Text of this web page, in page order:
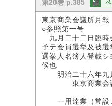
第20巻 p.385
東京商業会議所月
○参照第一号
九月二十二日臨時
予テ会員選挙及被
選挙人名簿人登載
候也
明治二十六年
東京商業会議
一用達業（常設